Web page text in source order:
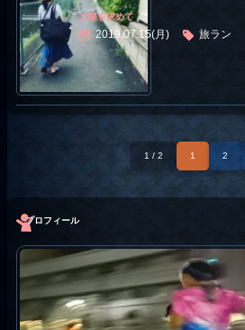
太陽を求めて
2019.07.15(月) 旅ラン
1 / 2 1 2
プロフィール